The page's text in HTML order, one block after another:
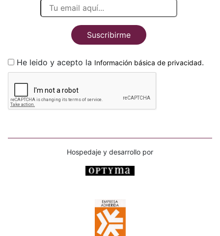
Suscribirme
He leido y acepto la Información básica de privacidad.
Hospedaje y desarrollo por